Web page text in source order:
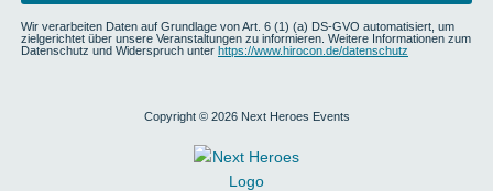
Wir verarbeiten Daten auf Grundlage von Art. 6 (1) (a) DS-GVO automatisiert, um
zielgerichtet über unsere Veranstaltungen zu informieren. Weitere Informationen zum
Datenschutz und Widerspruch unter https://www.hirocon.de/datenschutz
Copyright © 2026 Next Heroes Events